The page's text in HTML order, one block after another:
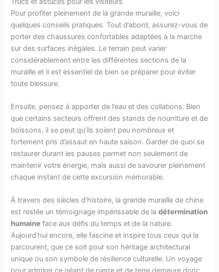
Pour profiter pleinement de la grande muraille, voici
quelques conseils pratiques. Tout d’abord, assurez-vous de
porter des chaussures confortables adaptées à la marche
sur des surfaces inégales. Le terrain peut varier
considérablement entre les différentes sections de la
muraille et il est essentiel de bien se préparer pour éviter
toute blessure.
Ensuite, pensez à apporter de l’eau et des collations. Bien
que certains secteurs offrent des stands de nourriture et de
boissons, il se peut qu’ils soient peu nombreux et
fortement pris d’assaut en haute saison. Garder de quoi se
restaurer durant les pauses permet non seulement de
maintenir votre énergie, mais aussi de savourer pleinement
chaque instant de cette excursion mémorable.
À travers des siècles d’histoire, la grande muraille de chine
est restée un témoignage impérissable de ladétermination
humaine face aux défis du temps et de la nature.
Aujourd’hui encore, elle fascine et inspire tous ceux qui la
parcourent, que ce soit pour son héritage architectural
unique ou son symbole de résilience culturelle. Un voyage